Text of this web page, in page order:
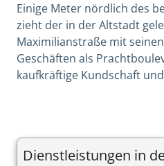
Einige Meter nördlich des
zieht der in der Altstadt
Maximilianstraße mit
Geschäften als
kaufkräftige Kundschaft
Dienstleistungen in